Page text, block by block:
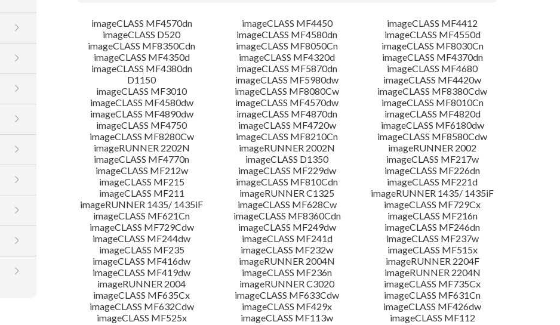
imageCLASS MF4570dn imageCLASS MF4450
imageCLASS MF4412
imageCLASS D520
imageCLASS MF4580dn
imageCLASS MF4550d
imageCLASS MF8350Cdn
imageCLASS MF8050Cn
imageCLASS MF8030Cn
imageCLASS MF4350d
imageCLASS MF4320d
imageCLASS MF4370dn
imageCLASS MF4380dn
imageCLASS MF5870dn
imageCLASS MF4680
D1150
imageCLASS MF5980dw
imageCLASS MF4420w
imageCLASS MF3010
imageCLASS MF8080Cw
imageCLASS MF8380Cdw
imageCLASS MF4580dw
imageCLASS MF4570dw
imageCLASS MF8010Cn
imageCLASS MF4890dw
imageCLASS MF4870dn
imageCLASS MF4820d
imageCLASS MF4750
imageCLASS MF4720w
imageCLASS MF6180dw
imageCLASS MF8280Cw
imageCLASS MF8210Cn
imageCLASS MF8580Cdw
imageRUNNER 2202N
imageRUNNER 2002N
imageRUNNER 2002
imageCLASS MF4770n
imageCLASS D1350
imageCLASS MF217w
imageCLASS MF212w
imageCLASS MF229dw
imageCLASS MF226dn
imageCLASS MF215
imageCLASS MF810Cdn
imageCLASS MF221d
imageCLASS MF211
imageRUNNER C1325
imageRUNNER 1435/ 1435iF
imageRUNNER 1435/ 1435iF
imageCLASS MF628Cw
imageCLASS MF729Cx
imageCLASS MF621Cn
imageCLASS MF8360Cdn
imageCLASS MF216n
imageCLASS MF729Cdw
imageCLASS MF249dw
imageCLASS MF246dn
imageCLASS MF244dw
imageCLASS MF241d
imageCLASS MF237w
imageCLASS MF235
imageCLASS MF232w
imageCLASS MF515x
imageCLASS MF416dw
imageRUNNER 2004N
imageRUNNER 2204F
imageCLASS MF419dw
imageCLASS MF236n
imageRUNNER 2204N
imageRUNNER 2004
imageRUNNER C3020
imageCLASS MF735Cx
imageCLASS MF635Cx
imageCLASS MF633Cdw
imageCLASS MF631Cn
imageCLASS MF632Cdw
imageCLASS MF429x
imageCLASS MF426dw
imageCLASS MF525x
imageCLASS MF113w
imageCLASS MF112